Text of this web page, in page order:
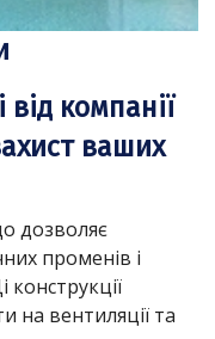
компанії
ваших
дозволяє
променів і
на вентиляції та